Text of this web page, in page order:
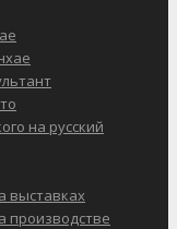
на русский
выставках
производстве